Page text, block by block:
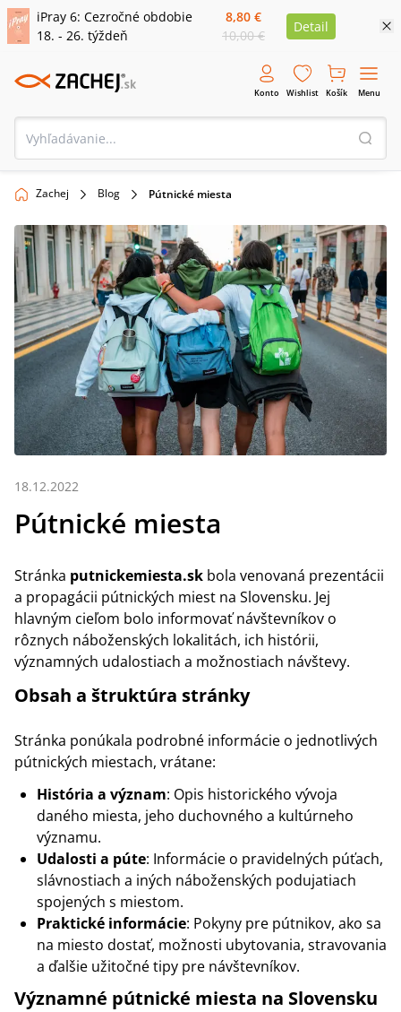
iPray 6: Cezročné obdobie
18. - 26. týždeň
8,80 €
10,00 €
Detail
Konto Wishlist Košík Menu
Zachej Blog Pútnické miesta
18.12.2022
Pútnické miesta
Stránka putnickemiesta.sk bola venovaná prezentácii
a propagácii pútnických miest na Slovensku. Jej
hlavným cieľom bolo informovať návštevníkov o
rôznych náboženských lokalitách, ich histórii,
významných udalostiach a možnostiach návštevy.
Obsah a štruktúra stránky
Stránka ponúkala podrobné informácie o jednotlivých
pútnických miestach, vrátane:
História a význam: Opis historického vývoja
daného miesta, jeho duchovného a kultúrneho
významu.
Udalosti a púte: Informácie o pravidelných púťach,
slávnostiach a iných náboženských podujatiach
spojených s miestom.
Praktické informácie: Pokyny pre pútnikov, ako sa
na miesto dostať, možnosti ubytovania, stravovania
a ďalšie užitočné tipy pre návštevníkov.
Významné pútnické miesta na Slovensku